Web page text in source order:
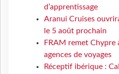
d’apprentissage
Aranui Cruises
le 5 août prochain
FRAM remet Chypre
agences de voyages
Réceptif ibérique :